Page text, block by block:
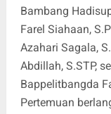
Bambang
Farel Siahaan,
Azahari Sagala,
Abdillah, S.STP,
Bappelitbangda
Pertemuan